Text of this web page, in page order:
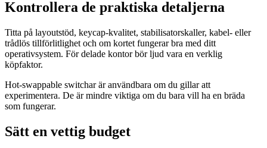
Kontrollera de praktiska detaljerna
Titta på layoutstöd, keycap-kvalitet, stabilisatorskaller, kabel- eller
trådlös tillförlitlighet och om kortet fungerar bra med ditt
operativsystem. För delade kontor bör ljud vara en verklig
köpfaktor.
Hot-swappable switchar är användbara om du gillar att
experimentera. De är mindre viktiga om du bara vill ha en bräda
som fungerar.
Sätt en vettig budget